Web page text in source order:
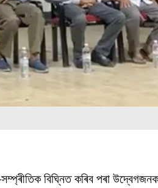
বিঘ্নিত কৰিব পৰা